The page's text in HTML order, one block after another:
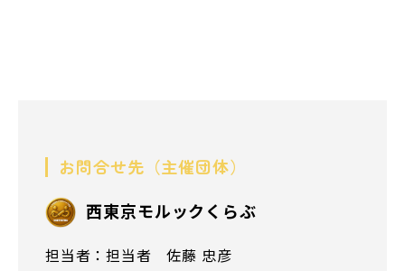
お問合せ先（主催団体）
⻄東京モルックくらぶ
担当者：担当者 佐藤 忠彦